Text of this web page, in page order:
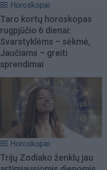
Horoskopai
Taro kortų horoskopas
rugpjūčio 6 dienai:
Svarstyklėms – sėkmė,
Jaučiams – greiti
sprendimai
Horoskopai
Trijų Zodiako ženklų jau